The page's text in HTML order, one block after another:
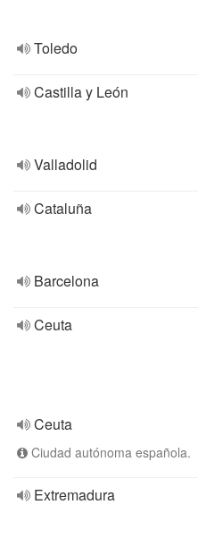
Toledo
Castilla y León
Valladolid
Cataluña
Barcelona
Ceuta
Ceuta
Ciudad autónoma española.
Extremadura